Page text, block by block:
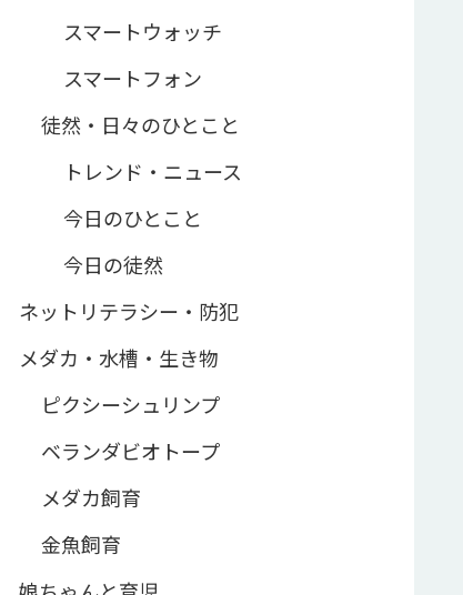
スマートウォッチ
スマートフォン
徒然・日々のひとこと
トレンド・ニュース
今日のひとこと
今日の徒然
ネットリテラシー・防犯
メダカ・水槽・生き物
ピクシーシュリンプ
ベランダビオトープ
メダカ飼育
金魚飼育